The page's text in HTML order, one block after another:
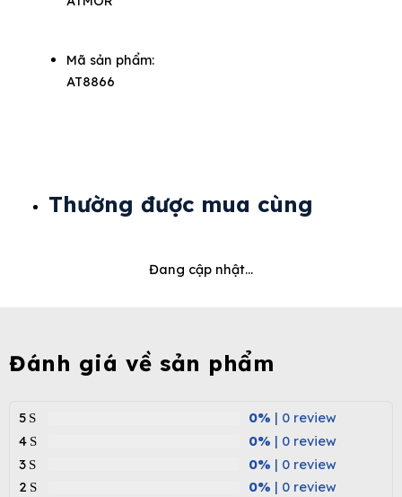
Mã sản phẩm:
AT8866
Thường được mua cùng
Đang cập nhật...
Đánh giá về sản phẩm
5 0% | 0 review
4
0% | 0 review
3
0% | 0 review
2
0% | 0 review